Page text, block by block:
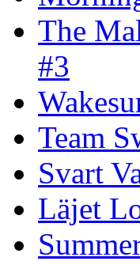
The
#3
Team
Svart
Läjet